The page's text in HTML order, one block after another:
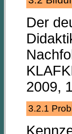
Der
2009,
3.2.1